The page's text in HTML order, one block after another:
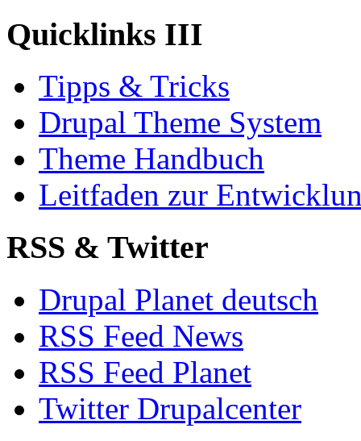
Quicklinks III
Tipps & Tricks
Drupal Theme System
Theme Handbuch
Leitfaden zur
RSS & Twitter
Drupal Planet deutsch
RSS Feed News
RSS Feed Planet
Twitter Drupalcenter